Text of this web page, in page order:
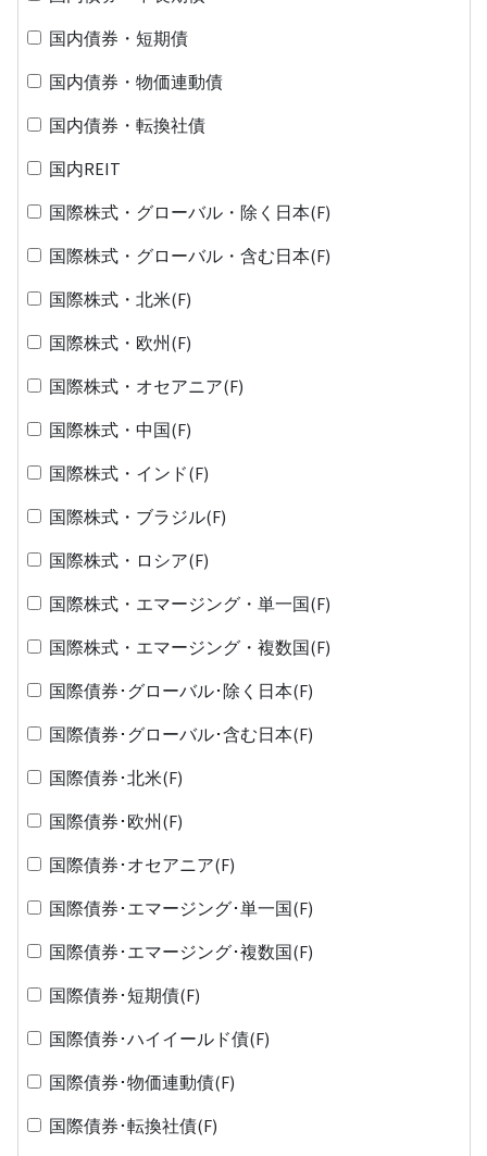
国内債券・短期債
国内債券・物価連動債
国内債券・転換社債
国内REIT
国際株式・グローバル・除く日本(F)
国際株式・グローバル・含む日本(F)
国際株式・北米(F)
国際株式・欧州(F)
国際株式・オセアニア(F)
国際株式・中国(F)
国際株式・インド(F)
国際株式・ブラジル(F)
国際株式・ロシア(F)
国際株式・エマージング・単一国(F)
国際株式・エマージング・複数国(F)
国際債券･グローバル･除く日本(F)
国際債券･グローバル･含む日本(F)
国際債券･北米(F)
国際債券･欧州(F)
国際債券･オセアニア(F)
国際債券･エマージング･単一国(F)
国際債券･エマージング･複数国(F)
国際債券･短期債(F)
国際債券･ハイイールド債(F)
国際債券･物価連動債(F)
国際債券･転換社債(F)